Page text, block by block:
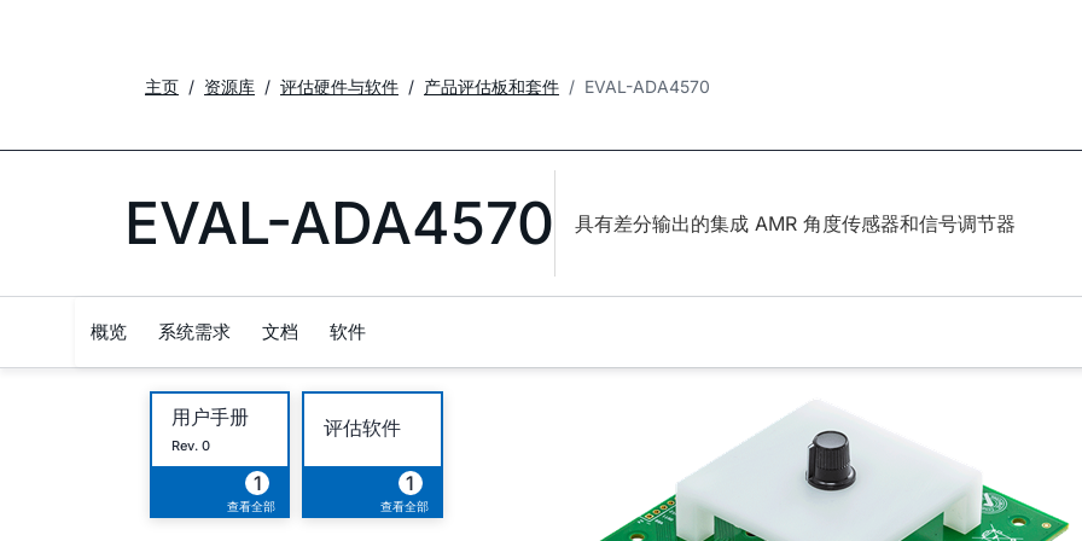
主页 资源库 评估硬件与软件 产品评估板和套件 EVAL-ADA4570
EVAL-ADA4570 具有差分输出的集成 AMR 角度传感器和信号调节器
概览 系统需求 文档 软件
用户手册
Rev. 0
1
查看全部
评估软件
1
查看全部